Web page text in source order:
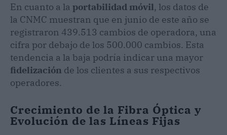
En cuanto a la portabilidad móvil, los datos de
la CNMC muestran que en junio de este año se
registraron 439.513 cambios de operadora, una
cifra por debajo de los 500.000 cambios. Esta
tendencia a la baja podría indicar una mayor
fidelización de los clientes a sus respectivos
operadores.
Crecimiento de la Fibra Óptica y
Evolución de las Líneas Fijas